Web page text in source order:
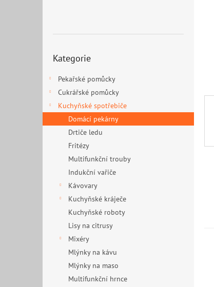
kategorie
Kategorie
Pekařské pomůcky
Cukrářské pomůcky
Kuchyňské spotřebiče
Domácí pekárny
Drtiče ledu
Fritézy
Multifunkční trouby
Indukční vařiče
Kávovary
Kuchyňské kráječe
Kuchyňské roboty
Lisy na citrusy
Mixéry
Mlýnky na kávu
Mlýnky na maso
Multifunkční hrnce